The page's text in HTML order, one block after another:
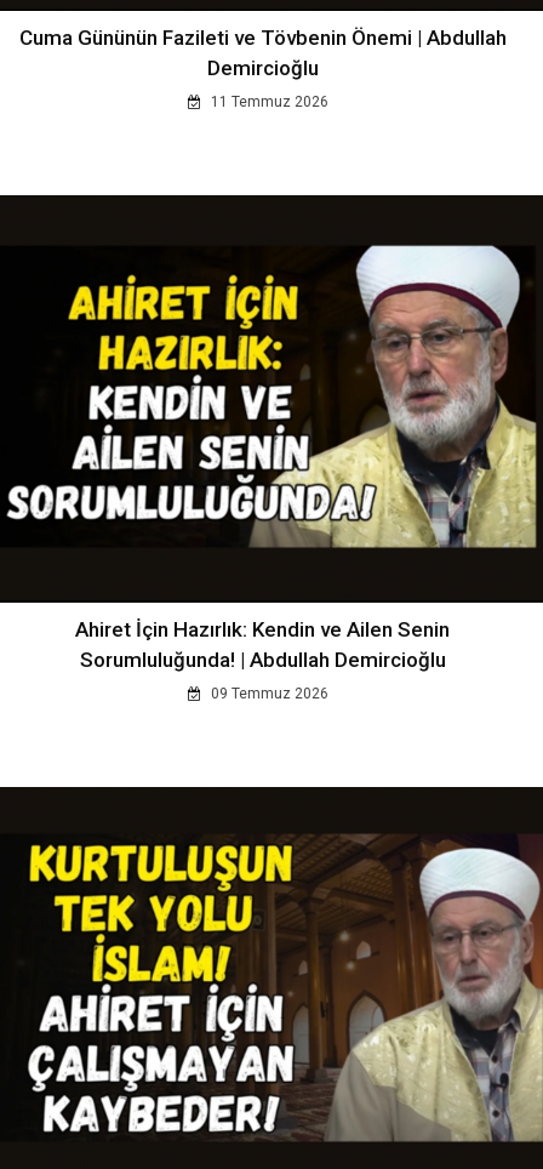
Cuma Gününün Fazileti ve Tövbenin Önemi | Abdullah
Demircioğlu
11 Temmuz 2026
Ahiret İçin Hazırlık: Kendin ve Ailen Senin
Sorumluluğunda! | Abdullah Demircioğlu
09 Temmuz 2026